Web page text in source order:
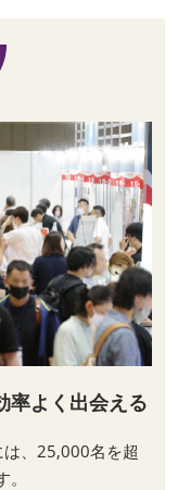
率よく出会える
、25,000名を超